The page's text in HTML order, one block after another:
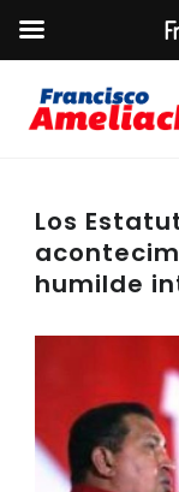
Los
humilde